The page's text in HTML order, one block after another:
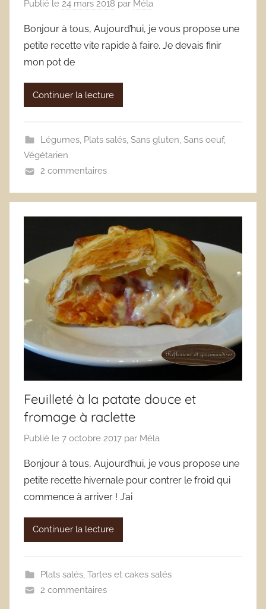
Publié le 24 mars 2018 par Méla
Bonjour à tous, Aujourd’hui, je vous propose une
petite recette vite rapide à faire. Je devais finir
mon pot de
Continuer la lecture
Légumes, Plats salés, Sans gluten, Sans oeuf,
Végétarien
2 commentaires
Feuilleté à la patate douce et
fromage à raclette
Publié le 7 octobre 2017 par Méla
Bonjour à tous, Aujourd’hui, je vous propose une
petite recette hivernale pour contrer le froid qui
commence à arriver ! J’ai
Continuer la lecture
Plats salés, Tartes et cakes salés
2 commentaires